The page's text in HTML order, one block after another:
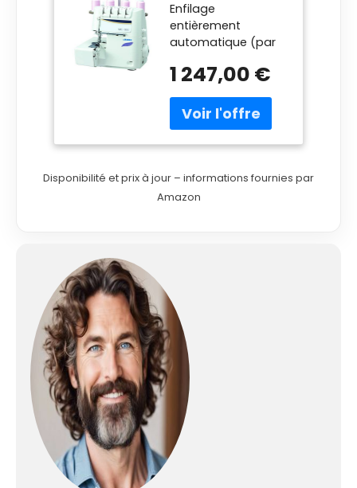
Aiguilles
Automatique,
Métal, Blanc, 33
x 28 x 31 cm
Enfilage
entièrement
automatique (par
électrique) et des
réduit entre les
couteaux et les
aiguilles pour de
coutures Courbes,
silence & vibrations
Réglage de tensions
à insertion directe
Prête à la couture
en 30S ! MANUEL
D’UTILISATION EN
LANGUE FRANÇAISE
Produit destiné à la
France, en
conséquence la
garantie ne couvrira
1 247,00 €
Disponibilité et prix à jour – informations fournies par
Amazon